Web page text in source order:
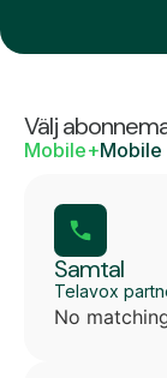
Välj
Mobile+Mobile
Samtal
Telavox
No